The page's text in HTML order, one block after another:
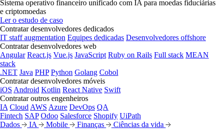
Sistema operativo financeiro unificado com IA para moedas fiduciárias
e criptomoedas
Ler o estudo de caso
Contratar desenvolvedores dedicados
IT staff augmentation Equipes dedicadas Desenvolvedores offshore
Contratar desenvolvedores web
Angular React.js Vue.js JavaScript Ruby on Rails Full stack MEAN
stack
.NET Java PHP Python Golang Cobol
Contratar desenvolvedores móveis
iOS Android Kotlin React Native Swift
Contratar outros engenheiros
IA Cloud AWS Azure DevOps QA
Fintech SAP Odoo Salesforce Shopify UiPath
Dados
IA Mobile Finanças Ciências da vida